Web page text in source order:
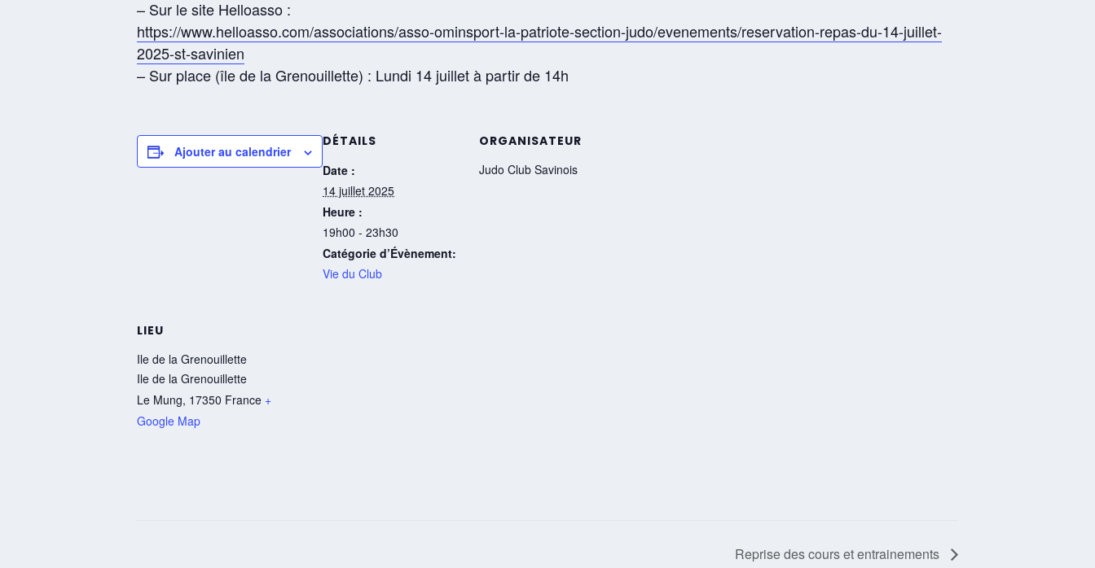
– Sur le site Helloasso :
https://www.helloasso.com/associations/asso-ominsport-la-patriote-section-judo/evenements/reservation-repas-du-14-juillet-
2025-st-savinien
– Sur place (île de la Grenouillette) : Lundi 14 juillet à partir de 14h
Ajouter au calendrier
DÉTAILS
Date :
14 juillet 2025
Heure :
19h00 - 23h30
Catégorie d’Évènement:
Vie du Club
ORGANISATEUR
Judo Club Savinois
LIEU
Ile de la Grenouillette
Ile de la Grenouillette
Le Mung, 17350 France +
Google Map
Reprise des cours et entrainements